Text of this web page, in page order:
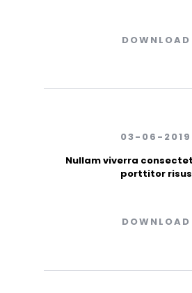
DOWNLOAD
03-06-2019
Nullam viverra
porttitor risus
DOWNLOAD